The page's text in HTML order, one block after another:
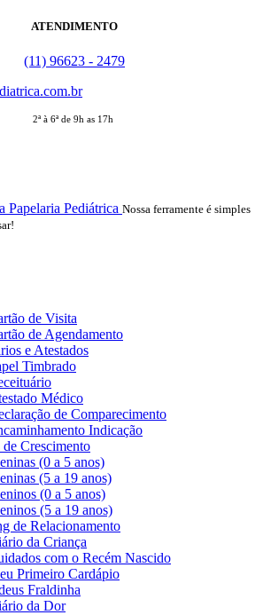
ATENDIMENTO
(11) 96623 - 2479
2ª à 6ª de 9h as 17h
Papelaria Pediátrica Nossa ferramente é simples
de Visita
de Agendamento
e Atestados
Timbrado
Médico
de Comparecimento
Indicação
Crescimento
(0 a 5 anos)
(5 a 19 anos)
(0 a 5 anos)
(5 a 19 anos)
de Relacionamento
da Criança
com o Recém Nascido
Primeiro Cardápio
Fraldinha
da Dor